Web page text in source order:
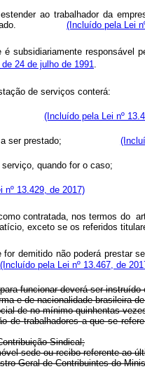
ao trabalhador da
designado. (Incluído pela Lei
subsidiariamente responsável
24 de julho de 1991
de serviços
(Incluído pela Lei nº
a ser prestado;
do serviço, quando for o
nº 13.429, de 2017)
contratada, nos termos do
exceto se os referidos
demitido não poderá prestar
(Incluído pela Lei nº 13.467, de
funcionar deverá ser
e de nacionalidade brasileira
de no mínimo quinhentas
de trabalhadores a que se
Sindical;
sede ou recibo referente ao
Geral de Contribuintes do